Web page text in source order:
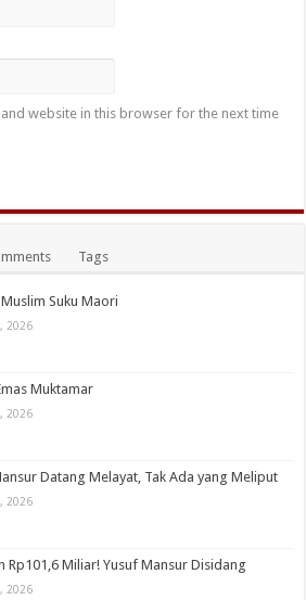
and website in this browser for the next time
Tags
Suku Maori
2026
Muktamar
2026
Datang Melayat, Tak Ada yang Meliput
2026
Rp101,6 Miliar! Yusuf Mansur Disidang
2026